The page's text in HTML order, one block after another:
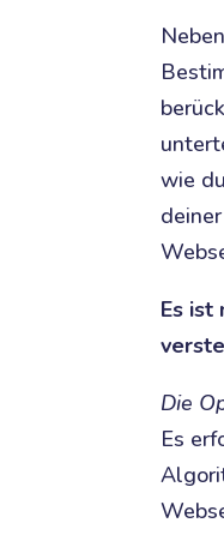
wie
Es ist
Die
Es